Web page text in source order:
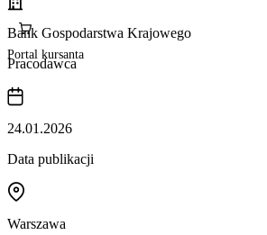
Portal kursanta
Bank Gospodarstwa Krajowego
Pracodawca
24.01.2026
Data publikacji
Warszawa